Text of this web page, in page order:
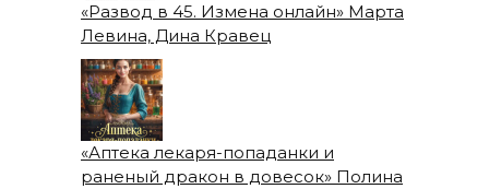
«Развод в 45. Измена онлайн» Марта
Левина, Дина Кравец
«Аптека лекаря-попаданки и
раненый дракон в довесок» Полина